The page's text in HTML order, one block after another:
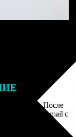
картой. После
на email с
отправим заказ